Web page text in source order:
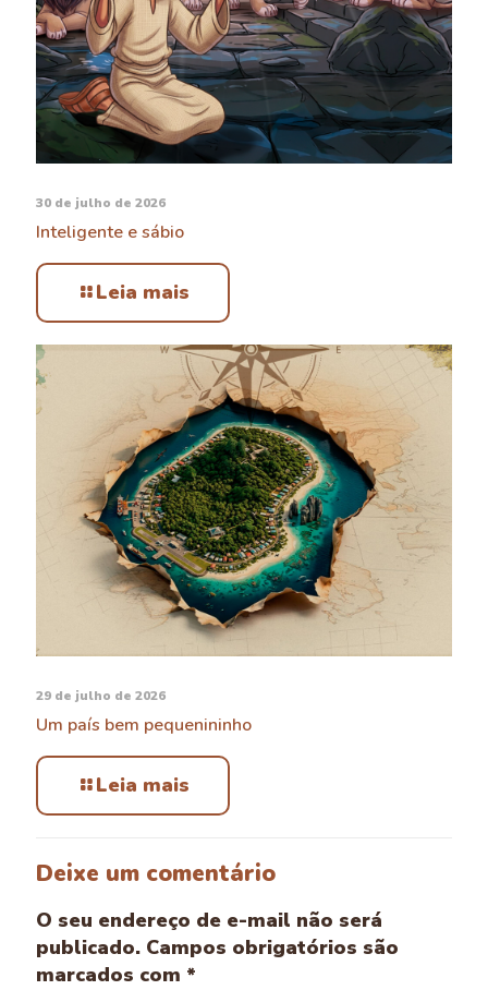
30 de julho de 2026
Inteligente e sábio
Leia mais
29 de julho de 2026
Um país bem pequenininho
Leia mais
Deixe um comentário
O seu endereço de e-mail não será
publicado. Campos obrigatórios são
marcados com *